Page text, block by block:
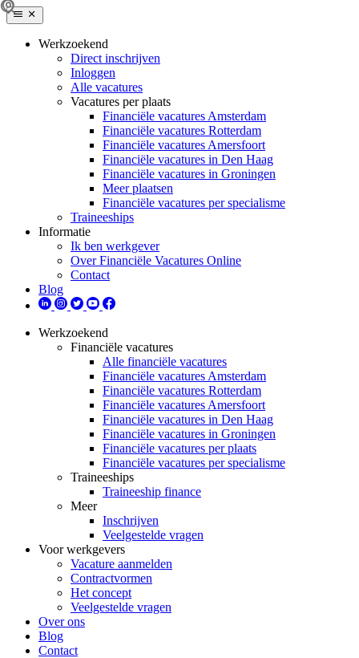
Werkzoekend
Direct inschrijven
Inloggen
Alle vacatures
Vacatures per plaats
Financiële vacatures Amsterdam
Financiële vacatures Rotterdam
Financiële vacatures Amersfoort
Financiële vacatures in Den Haag
Financiële vacatures in Groningen
Meer plaatsen
Financiële vacatures per specialisme
Traineeships
Informatie
Ik ben werkgever
Over Financiële Vacatures Online
Contact
Blog
Werkzoekend
Financiële vacatures
Alle financiële vacatures
Financiële vacatures Amsterdam
Financiële vacatures Rotterdam
Financiële vacatures Amersfoort
Financiële vacatures in Den Haag
Financiële vacatures in Groningen
Financiële vacatures per plaats
Financiële vacatures per specialisme
Traineeships
Traineeship finance
Meer
Inschrijven
Veelgestelde vragen
Voor werkgevers
Vacature aanmelden
Contractvormen
Het concept
Veelgestelde vragen
Over ons
Blog
Contact